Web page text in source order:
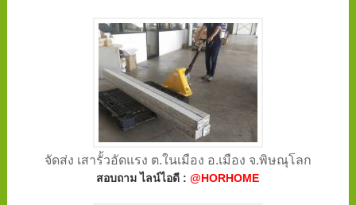
จัดส่ง เสารั้วอัดแรง ต.ในเมือง อ.เมือง จ.พิษณุโลก
สอบถาม ไลน์ไอดี :@HORHOME